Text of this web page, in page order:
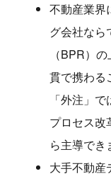
不動産業界
グ会社なら
（BPR）
貫で携わる
「外注」
プロセス改
ら主導でき
大手不動産